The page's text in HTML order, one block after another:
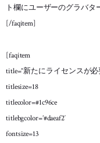
ト欄にユーザーのグラバタ
[/faqitem]
[faqitem
title=”新たにライセンスが
titlesize=18
titlecolor=#1c96ce
titlebgcolor=’#daeaf2′
fontsize=13